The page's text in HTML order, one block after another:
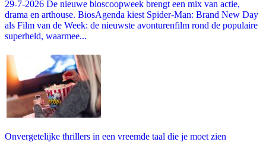
29-7-2026 De nieuwe bioscoopweek brengt een mix van actie,
drama en arthouse. BiosAgenda kiest Spider-Man: Brand New Day
als Film van de Week: de nieuwste avonturenfilm rond de populaire
superheld, waarmee...
Onvergetelijke thrillers in een vreemde taal die je moet zien